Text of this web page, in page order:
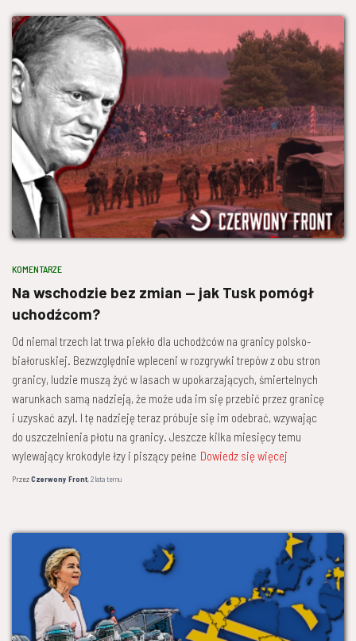
KOMENTARZE
Na wschodzie bez zmian — jak Tusk pomógł
uchodźcom?
Od niemal trzech lat trwa piekło dla uchodźców na granicy polsko-
białoruskiej. Bezwzględnie wpleceni w rozgrywki trepów z obu stron
granicy, ludzie muszą żyć w lasach w upokarzających, śmiertelnych
warunkach samą nadzieją, że może uda im się przebić przez granicę
i uzyskać azyl. I tę nadzieję teraz próbuje się im odebrać, wzywając
do uszczelnienia płotu na granicy. Jeszcze kilka miesięcy temu
wylewający krokodyle łzy i piszący pełne Dowiedz się więcej
PrzezCzerwony Front,2 latatemu